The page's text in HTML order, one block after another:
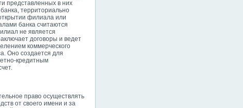
представленных в них
территориально
филиала или
банка считаются
не является
договоры и ведет
коммерческого
Оно создается для
кредитным
право осуществлять
от своего имени и за